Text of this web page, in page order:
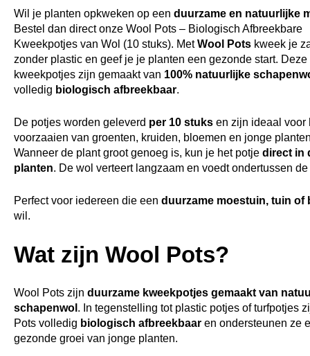
Wil je planten opkweken op een duurzame en natuurlijke
Bestel dan direct onze Wool Pots – Biologisch Afbreekbare
Kweekpotjes van Wol (10 stuks). MetWool Pots kweek je
zonder plastic en geef je je planten een gezonde start. Deze
kweekpotjes zijn gemaakt van 100% natuurlijke
volledig biologisch afbreekbaar.
De potjes worden geleverd per 10 stuks en zijn ideaal voor
voorzaaien van groenten, kruiden, bloemen en jonge
Wanneer de plant groot genoeg is, kun je het potje direct in
planten. De wol verteert langzaam en voedt ondertussen
Perfect voor iedereen die een duurzame moestuin, tuin of
wil.
Wat zijn Wool Pots?
Wool Pots zijn duurzame kweekpotjes gemaakt van
schapenwol . In tegenstelling tot plastic potjes of turfpotjes
Pots volledig biologisch afbreekbaar en ondersteunen ze
gezonde groei van jonge planten.